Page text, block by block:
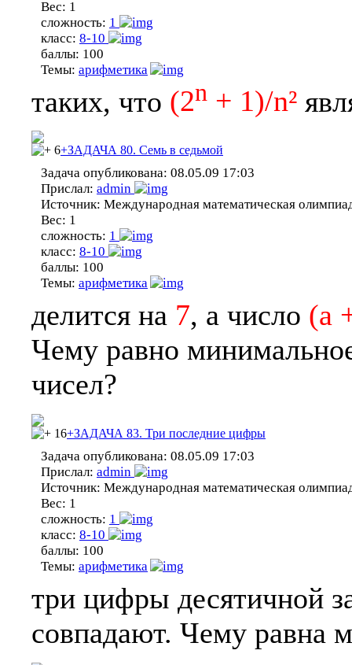
Вес: 1
сложность: 1
класс: 8-10
баллы: 100
Темы: арифметика
таких, что (2n + 1)/n²
6+ЗАДАЧА 80. Семь в седьмой
Задача опубликована: 08.05.09 17:03
Прислал: admin
Источник: Международная математическая
Вес: 1
сложность: 1
класс: 8-10
баллы: 100
Темы: арифметика
делится на 7, а число (a
Чему равно
чисел?
16+ЗАДАЧА 83. Три последние цифры
Задача опубликована: 08.05.09 17:03
Прислал: admin
Источник: Международная математическая
Вес: 1
сложность: 1
класс: 8-10
баллы: 100
Темы: арифметика
три цифры десятичной
совпадают. Чему равна